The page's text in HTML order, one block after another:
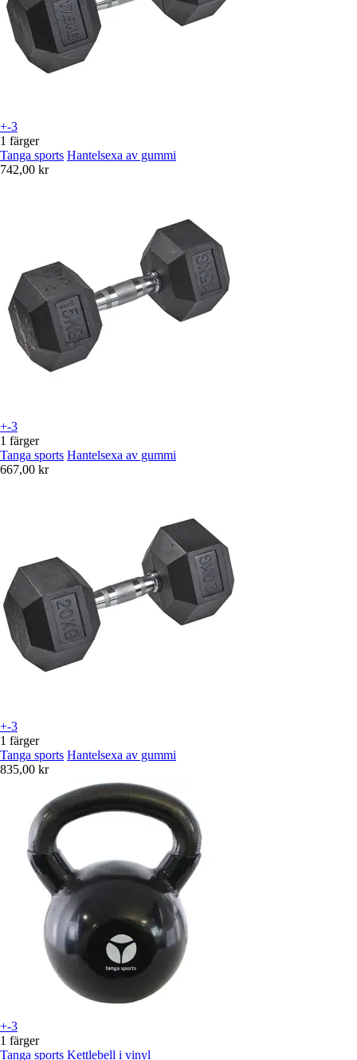
+-3
1 färger
Tanga sports Hantelsexa av gummi
742,00 kr
+-3
1 färger
Tanga sports Hantelsexa av gummi
667,00 kr
+-3
1 färger
Tanga sports Hantelsexa av gummi
835,00 kr
+-3
1 färger
Tanga sports Kettlebell i vinyl